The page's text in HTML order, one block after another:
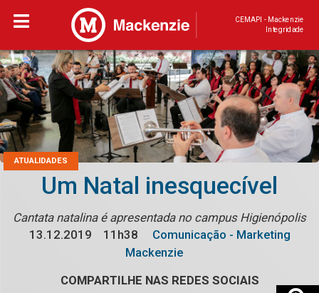
CEMAPI - Mackenzie
Integridade
ATUALIDADES
Um Natal inesquecível
Cantata natalina é apresentada no campus Higienópolis
13.12.2019
11h38
Comunicação - Marketing
Mackenzie
COMPARTILHE NAS REDES SOCIAIS